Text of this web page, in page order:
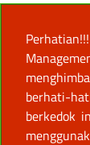
Perhatian!!!
berhati-
berkedok